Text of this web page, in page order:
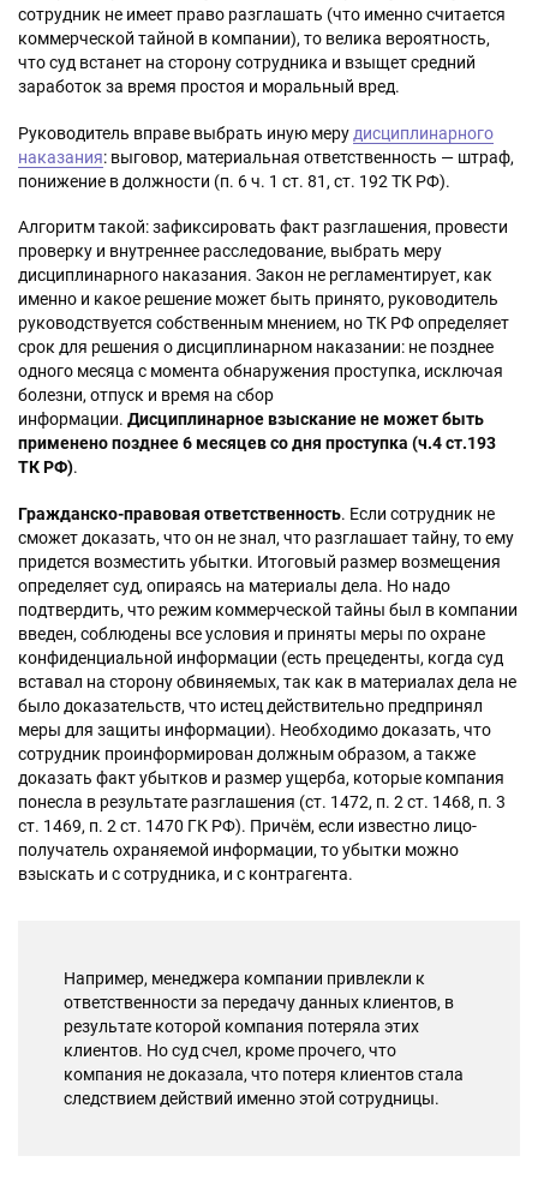
сотрудник не имеет право разглашать (что именно считается
коммерческой тайной в компании), то велика вероятность,
что суд встанет на сторону сотрудника и взыщет средний
заработок за время простоя и моральный вред.
Руководитель вправе выбрать иную меру дисциплинарного
наказания: выговор, материальная ответственность — штраф,
понижение в должности (п. 6 ч. 1 ст. 81, ст. 192 ТК РФ).
Алгоритм такой: зафиксировать факт разглашения, провести
проверку и внутреннее расследование, выбрать меру
дисциплинарного наказания. Закон не регламентирует, как
именно и какое решение может быть принято, руководитель
руководствуется собственным мнением, но ТК РФ определяет
срок для решения о дисциплинарном наказании: не позднее
одного месяца с момента обнаружения проступка, исключая
болезни, отпуск и время на сбор
информации. Дисциплинарное взыскание не может быть
применено позднее 6 месяцев со дня проступка (ч.4 ст.193
ТК РФ).
Гражданско-правовая ответственность. Если сотрудник не
сможет доказать, что он не знал, что разглашает тайну, то ему
придется возместить убытки. Итоговый размер возмещения
определяет суд, опираясь на материалы дела. Но надо
подтвердить, что режим коммерческой тайны был в компании
введен, соблюдены все условия и приняты меры по охране
конфиденциальной информации (есть прецеденты, когда суд
вставал на сторону обвиняемых, так как в материалах дела не
было доказательств, что истец действительно предпринял
меры для защиты информации). Необходимо доказать, что
сотрудник проинформирован должным образом, а также
доказать факт убытков и размер ущерба, которые компания
понесла в результате разглашения (ст. 1472, п. 2 ст. 1468, п. 3
ст. 1469, п. 2 ст. 1470 ГК РФ). Причём, если известно лицо-
получатель охраняемой информации, то убытки можно
взыскать и с сотрудника, и с контрагента.
Например, менеджера компании привлекли к
ответственности за передачу данных клиентов, в
результате которой компания потеряла этих
клиентов. Но суд счел, кроме прочего, что
компания не доказала, что потеря клиентов стала
следствием действий именно этой сотрудницы.